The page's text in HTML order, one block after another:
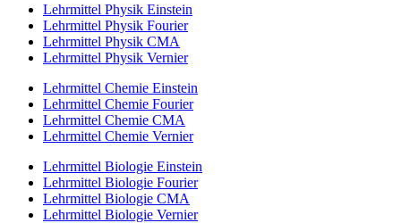
Lehrmittel Physik Einstein
Lehrmittel Physik Fourier
Lehrmittel Physik CMA
Lehrmittel Physik Vernier
Lehrmittel Chemie Einstein
Lehrmittel Chemie Fourier
Lehrmittel Chemie CMA
Lehrmittel Chemie Vernier
Lehrmittel Biologie Einstein
Lehrmittel Biologie Fourier
Lehrmittel Biologie CMA
Lehrmittel Biologie Vernier